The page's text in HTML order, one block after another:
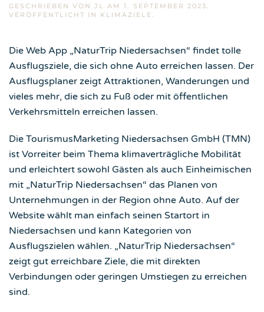
GESCHRIEBEN VON JL AM 1. SEPTEMBER 2023
VERÖFFENTLICHT IN KLIMAZIELE
Die Web App „NaturTrip Niedersachsen“ findet tolle
Ausflugsziele, die sich ohne Auto erreichen lassen. Der
Ausflugsplaner zeigt Attraktionen, Wanderungen und
vieles mehr, die sich zu Fuß oder mit öffentlichen
Verkehrsmitteln erreichen lassen.
Die TourismusMarketing Niedersachsen GmbH (TMN)
ist Vorreiter beim Thema klimaverträgliche Mobilität
und erleichtert sowohl Gästen als auch Einheimischen
mit „NaturTrip Niedersachsen“ das Planen von
Unternehmungen in der Region ohne Auto. Auf der
Website wählt man einfach seinen Startort in
Niedersachsen und kann Kategorien von
Ausflugszielen wählen. „NaturTrip Niedersachsen“
zeigt gut erreichbare Ziele, die mit direkten
Verbindungen oder geringen Umstiegen zu erreichen
sind.